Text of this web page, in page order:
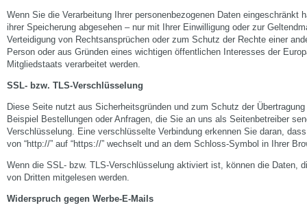
Wenn Sie die Verarbeitung Ihrer personenbezogenen Daten eingeschränkt
ihrer Speicherung abgesehen – nur mit Ihrer Einwilligung oder zur
Verteidigung von Rechtsansprüchen oder zum Schutz der Rechte einer
Person oder aus Gründen eines wichtigen öffentlichen Interesses der
Mitgliedstaats verarbeitet werden.
SSL- bzw. TLS-Verschlüsselung
Diese Seite nutzt aus Sicherheitsgründen und zum Schutz der
Beispiel Bestellungen oder Anfragen, die Sie an uns als Seitenbetreiber
Verschlüsselung. Eine verschlüsselte Verbindung erkennen Sie daran,
von “http://” auf “https://” wechselt und an dem Schloss-Symbol in Ihrer
Wenn die SSL- bzw. TLS-Verschlüsselung aktiviert ist, können die Daten,
von Dritten mitgelesen werden.
Widerspruch gegen Werbe-E-Mails